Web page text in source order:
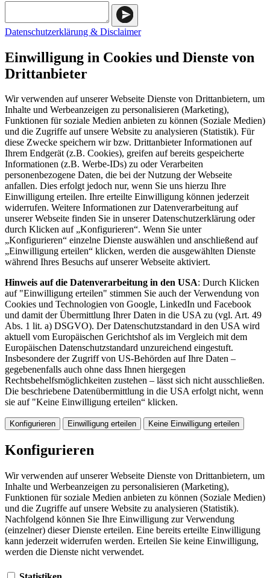
Datenschutzerklärung & Disclaimer
Einwilligung in Cookies und Dienste von
Drittanbieter
Wir verwenden auf unserer Webseite Dienste von Drittanbietern, um
Inhalte und Werbeanzeigen zu personalisieren (Marketing),
Funktionen für soziale Medien anbieten zu können (Soziale Medien)
und die Zugriffe auf unsere Website zu analysieren (Statistik). Für
diese Zwecke speichern wir bzw. Drittanbieter Informationen auf
Ihrem Endgerät (z.B. Cookies), greifen auf bereits gespeicherte
Informationen (z.B. Werbe-IDs) zu oder Verarbeiten
personenbezogene Daten, die bei der Nutzung der Webseite
anfallen. Dies erfolgt jedoch nur, wenn Sie uns hierzu Ihre
Einwilligung erteilen. Ihre erteilte Einwilligung können jederzeit
widerrufen. Weitere Informationen zur Datenverarbeitung auf
unserer Webseite finden Sie in unserer Datenschutzerklärung oder
durch Klicken auf „Konfigurieren“. Wenn Sie unter
„Konfigurieren“ einzelne Dienste auswählen und anschließend auf
„Einwilligung erteilen“ klicken, werden die ausgewählten Dienste
während Ihres Besuchs auf unserer Webseite aktiviert.
Hinweis auf die Datenverarbeitung in den USA: Durch Klicken
auf "Einwilligung erteilen" stimmen Sie auch der Verwendung von
Cookies und Technologien von Google, LinkedIn und Facebook
und damit der Übermittlung Ihrer Daten in die USA zu (vgl. Art. 49
Abs. 1 lit. a) DSGVO). Der Datenschutzstandard in den USA wird
aktuell vom Europäischen Gerichtshof als im Vergleich mit dem
Europäischen Datenschutzstandard unzureichend eingestuft.
Insbesondere der Zugriff von US-Behörden auf Ihre Daten –
gegebenenfalls auch ohne dass Ihnen hiergegen
Rechtsbehelfsmöglichkeiten zustehen – lässt sich nicht ausschließen.
Die beschriebene Datenübermittlung in die USA erfolgt nicht, wenn
sie auf "Keine Einwilligung erteilen“ klicken.
Konfigurieren Einwilligung erteilen Keine Einwilligung erteilen
Konfigurieren
Wir verwenden auf unserer Webseite Dienste von Drittanbietern, um
Inhalte und Werbeanzeigen zu personalisieren (Marketing),
Funktionen für soziale Medien anbieten zu können (Soziale Medien)
und die Zugriffe auf unsere Website zu analysieren (Statistik).
Nachfolgend können Sie Ihre Einwilligung zur Verwendung
(einzelner) dieser Dienste erteilen. Eine bereits erteilte Einwilligung
kann jederzeit widerrufen werden. Erteilen Sie keine Einwilligung,
werden die Dienste nicht verwendet.